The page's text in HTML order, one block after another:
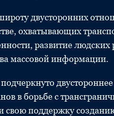
двусторонних
охватывающих
развитие
массовой информации.
в борьбе с
поддержку